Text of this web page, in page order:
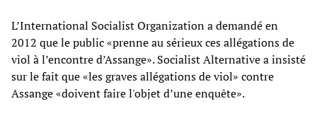
L’International Socialist Organization a demandé en
2012 que le public «prenne au sérieux ces allégations de
viol à l’encontre d’Assange». Socialist Alternative a insisté
sur le fait que «les graves allégations de viol» contre
Assange «doivent faire l'objet d’une enquête».